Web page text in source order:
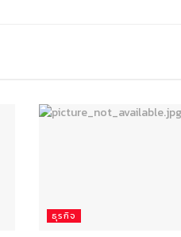
ธุรกิจ